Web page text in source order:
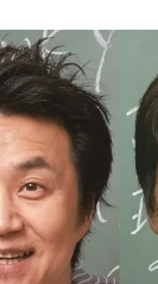
中国
九州